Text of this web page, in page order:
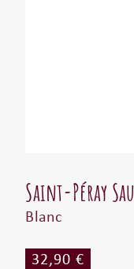
Saint-Péray
Blanc
32,90 €